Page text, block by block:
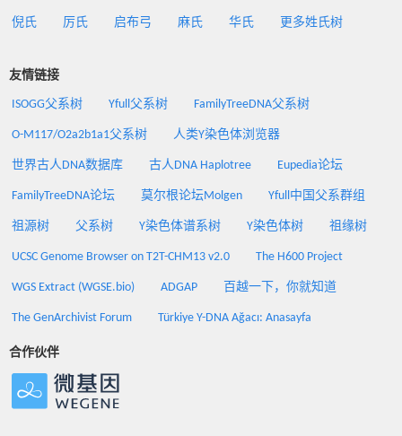
倪氏 厉氏 启布弓 麻氏 华氏 更多姓氏树
友情链接
ISOGG父系树 Yfull父系树 FamilyTreeDNA父系树
O-M117/O2a2b1a1父系树 人类Y染色体浏览器
世界古人DNA数据库 古人DNA Haplotree Eupedia论坛
FamilyTreeDNA论坛 莫尔根论坛Molgen Yfull中国父系群组
祖源树 父系树 Y染色体谱系树 Y染色体树 祖缘树
UCSC Genome Browser on T2T-CHM13 v2.0 The H600 Project
WGS Extract (WGSE.bio) ADGAP 百越一下，你就知道
The GenArchivist Forum Türkiye Y-DNA Ağacı: Anasayfa
合作伙伴